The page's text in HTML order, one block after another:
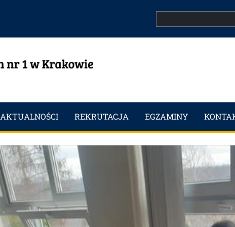
AKTUALNOŚCI REKRUTACJA EGZAMINY